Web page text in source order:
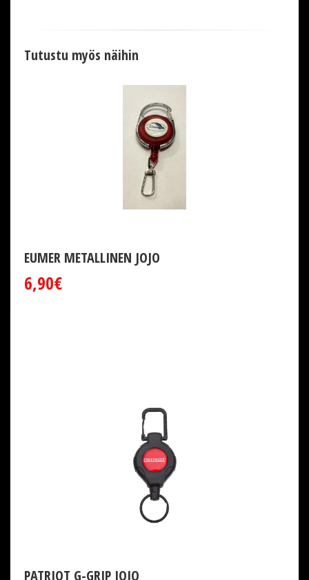
Tutustu myös näihin
EUMER METALLINEN JOJO
6,90€
PATRIOT G-GRIP JOJO